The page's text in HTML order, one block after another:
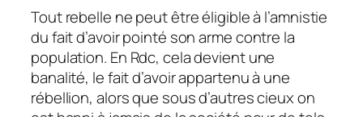
Tout rebelle ne peut être éligible à l’amnistie
du fait d’avoir pointé son arme contre la
population. En Rdc, cela devient une
banalité, le fait d’avoir appartenu à une
rébellion, alors que sous d’autres cieux on